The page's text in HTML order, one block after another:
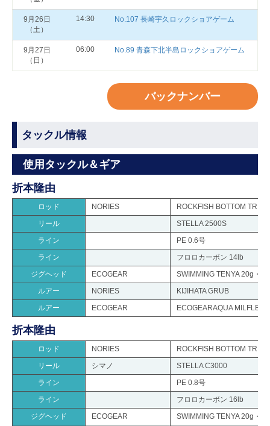
9月26日
（土）
14:30 No.107 長崎宇久ロックショアゲーム
9月27日
（日）
06:00 No.89 青森下北半島ロックショアゲーム
バックナンバー
タックル情報
使用タックル＆ギア
折本隆由
ロッド NORIES
ROCKFISH BOTTOM TR
リール
STELLA 2500S
ライン
PE 0.6号
ライン
フロロカーボン 14lb
ジグヘッド
ECOGEAR
SWIMMING TENYA 20g・
ルアー
NORIES
KIJIHATA GRUB
ルアー
ECOGEAR ECOGEARAQUA MILFLE
折本隆由
ロッド NORIES
ROCKFISH BOTTOM TR
リール
シマノ
STELLA C3000
ライン
PE 0.8号
ライン
フロロカーボン 16lb
ジグヘッド
ECOGEAR SWIMMING TENYA 20g・